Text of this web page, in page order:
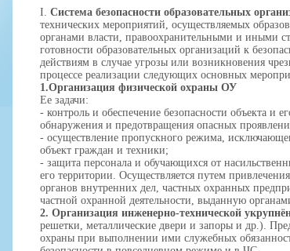
I. Система безопасности образовательных
технических мероприятий, осуществляемых
органами власти, правоохранительными и иными
готовности образовательных организаций к
действиям в случае угрозы или возникновения
процессе реализации следующих основных
1.Организация физической охраны ОУ
Ее задачи:
- контроль и обеспечение безопасности объекта и
обнаружения и предотвращения опасных
- осуществление пропускного режима,
объект граждан и техники;
- защита персонала и обучающихся от
его территории. Осуществляется путем
органов внутренних дел, частных охранных
частной охранной деятельности, выданную
2. Организация инженерно-технической
решетки, металлические двери и запоры и др.).
охраны при выполнении ими служебных